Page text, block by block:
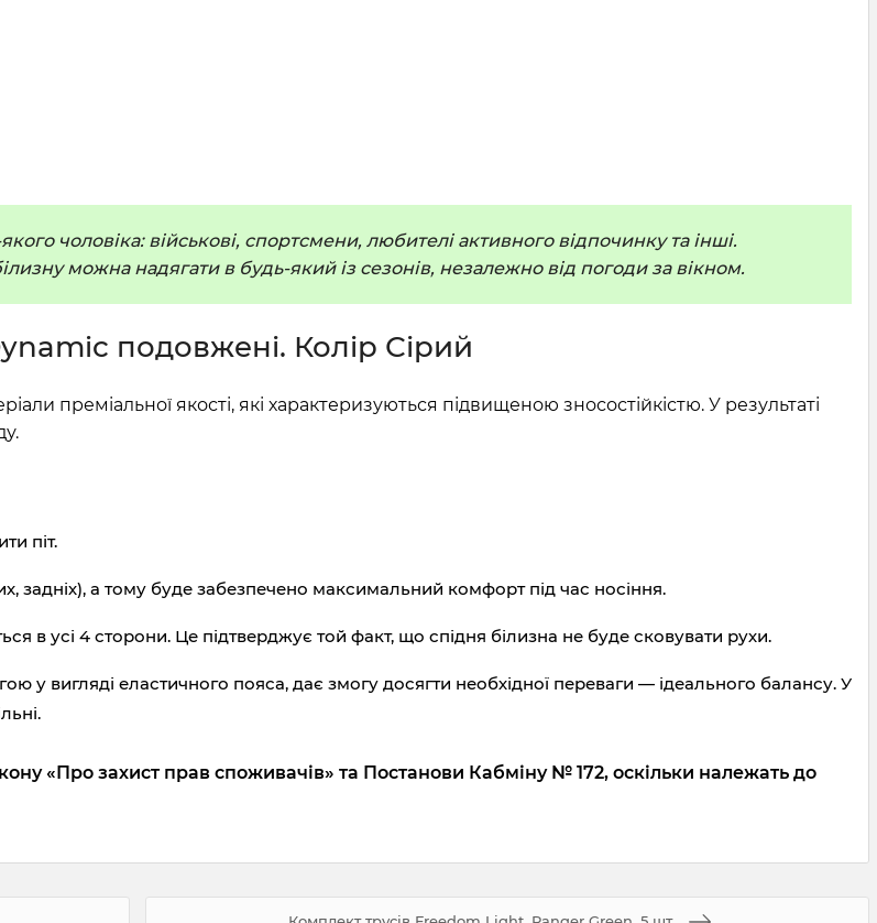
чоловіка: військові, спортсмени, любителі активного відпочинку та інші.
можна надягати в будь-який із сезонів, незалежно від погоди за вікном.
подовжені. Колір Сірий
преміальної якості, які характеризуються підвищеною зносостійкістю. У результаті
піт.
задніх), а тому буде забезпечено максимальний комфорт під час носіння.
в усі 4 сторони. Це підтверджує той факт, що спідня білизна не буде сковувати рухи.
вигляді еластичного пояса, дає змогу досягти необхідної переваги — ідеального балансу. У
«Про захист прав споживачів» та Постанови Кабміну № 172, оскільки належать до